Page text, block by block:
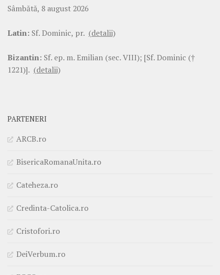
Sâmbătă, 8 august 2026
Latin: Sf. Dominic, pr. (detalii)
Bizantin: Sf. ep. m. Emilian (sec. VIII); [Sf. Dominic (†
1221)]. (detalii)
PARTENERI
ARCB.ro
BisericaRomanaUnita.ro
Cateheza.ro
Credinta-Catolica.ro
Cristofori.ro
DeiVerbum.ro